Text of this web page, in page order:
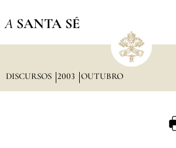
A SANTA SÉ
DISCURSOS 2003 OUTUBRO